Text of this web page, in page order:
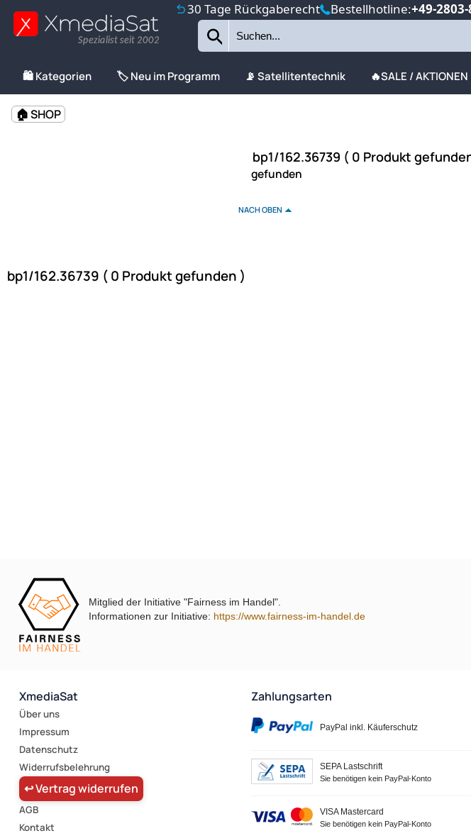
30 Tage Rückgaberecht Bestellhotline:+49-
Spezialist seit 2002
🛍️ Kategorien 🏷️ Neu im Programm 📡 Satellitentechnik 🔥SALE / AKTIONEN
🏠 SHOP
bp1/162.36739 ( 0 Produkt
gefunden
NACH OBEN
bp1/162.36739 ( 0 Produkt gefunden )
Mitglied der Initiative "Fairness im Handel".
Informationen zur Initiative: https://www.fairness-im-handel.de
XmediaSat
Über uns
Impressum
Datenschutz
Widerrufsbelehrung
↩ Vertrag widerrufen
AGB
Kontakt
Zahlungsarten
PayPal inkl. Käuferschutz
SEPA Lastschrift
Sie benötigen kein PayPal-Konto
VISA Mastercard
Sie benötigen kein PayPal-Konto